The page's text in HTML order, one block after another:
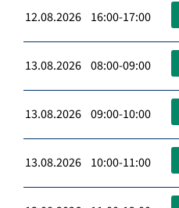
12.08.2026 16:00-17:00
13.08.2026 08:00-09:00
13.08.2026 09:00-10:00
13.08.2026 10:00-11:00